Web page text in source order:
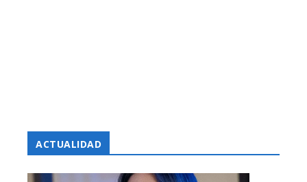
ACTUALIDAD